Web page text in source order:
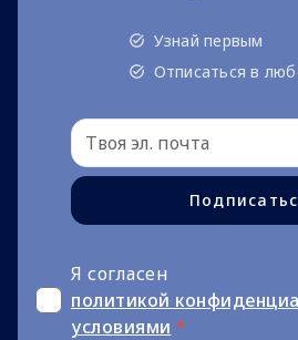
Узнай первым
Отписаться в
Я согласен
политикой
условиями *